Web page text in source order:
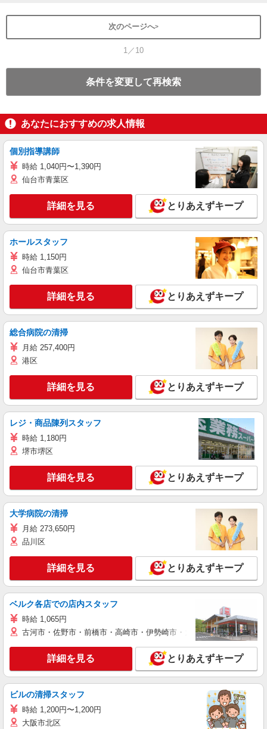
次のページへ
1／10
条件を変更して再検索
あなたにおすすめの求人情報
個別指導講師
時給 1,040円〜1,390円
仙台市青葉区
詳細を見る とりあえずキープ
ホールスタッフ
時給 1,150円
仙台市青葉区
詳細を見る とりあえずキープ
総合病院の清掃
月給 257,400円
港区
詳細を見る とりあえずキープ
レジ・商品陳列スタッフ
時給 1,180円
堺市堺区
詳細を見る とりあえずキープ
大学病院の清掃
月給 273,650円
品川区
詳細を見る とりあえずキープ
ベルク各店での店内スタッフ
時給 1,065円
古河市・佐野市・前橋市・高崎市・伊勢崎市・太田市・館林市・藤
詳細を見る とりあえずキープ
ビルの清掃スタッフ
時給 1,200円〜1,200円
大阪市北区